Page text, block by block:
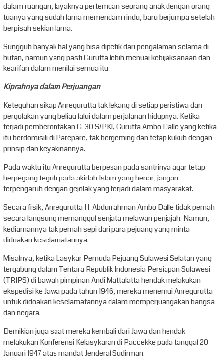
dalam ruangan, layaknya pertemuan seorang anak dengan orang
tuanya yang sudah lama memendam rindu, baru berjumpa setelah
berpisah sekian lama.
Sungguh banyak hal yang bisa dipetik dari pengalaman selama di
hutan, namun yang pasti Gurutta lebih menuai kebijaksanaan dan
kearifan dalam menilai semua itu.
Kiprahnya dalam Perjuangan
Keteguhan sikap Anregurutta tak lekang di setiap peristiwa dan
pergolakan yang beliau lalui dalam perjalanan hidupnya. Ketika
terjadi pemberontakan G-30 S/PKI, Gurutta Ambo Dalle yang ketika
itu berdomisili di Parepare, tak bergeming dan tetap kukuh dengan
prinsip dan keyakinannya.
Pada waktu itu Anregurutta berpesan pada santrinya agar tetap
berpegang teguh pada akidah Islam yang benar, jangan
terpengaruh dengan gejolak yang terjadi dalam masyarakat.
Secara fisik, Anregurutta H. Abdurrahman Ambo Dalle tidak pernah
secara langsung memanggul senjata melawan penjajah. Namun,
kediamannya tak pernah sepi dari para pejuang yang minta
didoakan keselamatannya.
Misalnya, ketika Lasykar Pemuda Pejuang Sulawesi Selatan yang
tergabung dalam Tentara Republik Indonesia Persiapan Sulawesi
(TRIPS) di bawah pimpinan Andi Mattalatta hendak melakukan
ekspedisi ke Jawa pada tahun 1946, mereka menemui Anregurutta
untuk didoakan keselamatannya dalam memperjuangakan bangsa
dan negara.
Demikian juga saat mereka kembali dari Jawa dan hendak
melakukan Konferensi Kelasykaran di Paccekke pada tanggal 20
Januari 1947 atas mandat Jenderal Sudirman.